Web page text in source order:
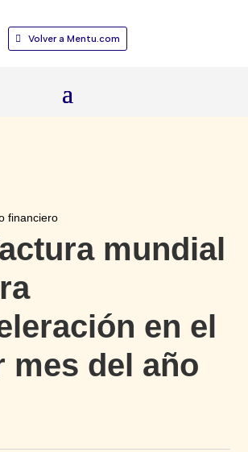
Volver a Mentu.com
financiero
mundial
en el
mes del año